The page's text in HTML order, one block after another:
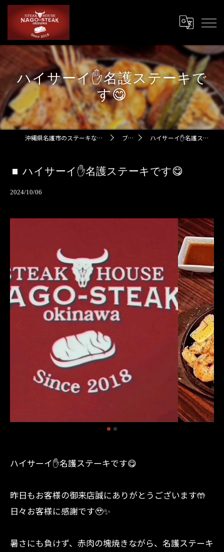
ハイサーイ✋名護ステーキで
す😋
沖縄県名護市のステーキなら名護ステーキ ブログ ハイサーイ✋名護ステーキです😋
ハイサーイ✋名護ステーキです😋
2024/10/06
ハイサーイ✋名護ステーキです😋
昨日もお客様の御来店誠にありがとうございます🤲
日々お客様に感謝です🥹✨
暑さにも負けず、赤肉の塊焼きながら、名護ステーキ